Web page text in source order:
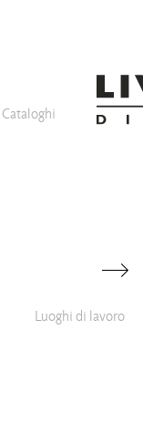
Cataloghi
Luoghi di lavoro